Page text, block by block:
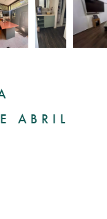
ABRIL